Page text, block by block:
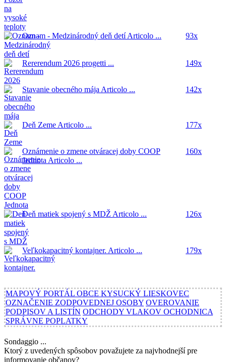
Oznam - Medzinárodný deň detíArticolo ... 93x
Rererendum 2026 progetti ... 149x
Stavanie obecného mája Articolo ... 142x
Deň Zeme Articolo ... 177x
Oznámenie o zmene otváracej doby COOP
Jednota Articolo ...
160x
Deň matiek spojený s MDŽ Articolo ... 126x
Veľkokapacitný kontajner. Articolo ... 179x
MAPOVÝ PORTÁL OBCE KYSUCKÝ LIESKOVEC
OZNAČENIE ZODPOVEDNEJ OSOBY OVEROVANIE
PODPISOV A LISTÍN ODCHODY VLAKOV OCHODNICA
SPRÁVNE POPLATKY
Sondaggio ...
Ktorý z uvedených spôsobov považujete za najvhodnejší pre
informovanie občanov?